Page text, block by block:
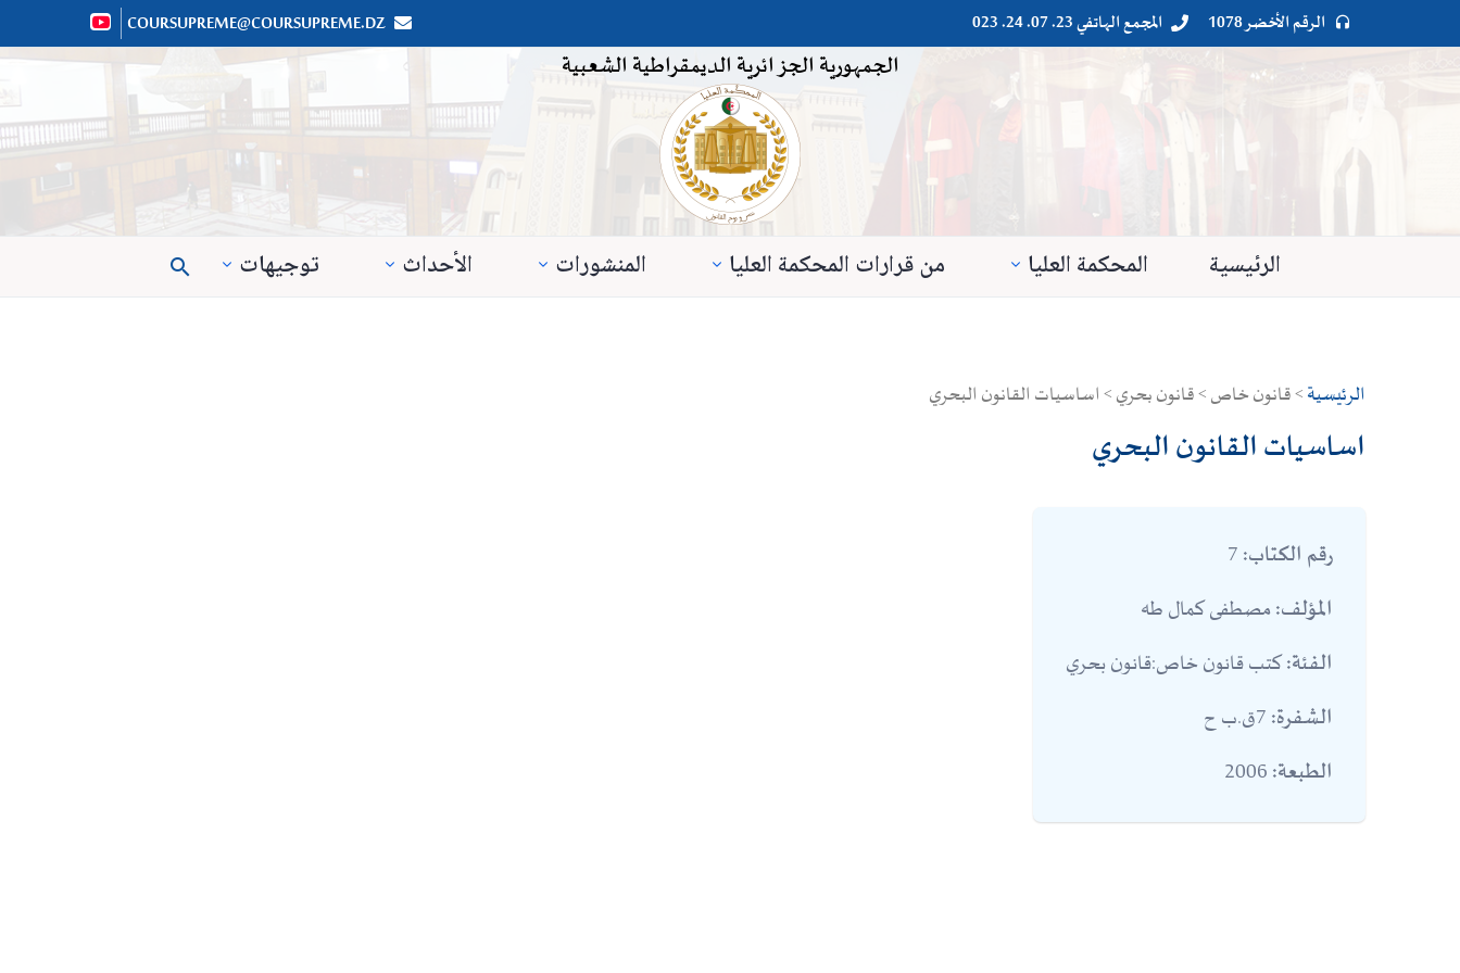

 الرقم الأخضر 1078 
 المجمع الهاتفي 23. 07. 24. 023 

COURSUPREME@COURSUPREME.DZ
الجمهورية الجزائرية الديمقراطية الشعبية
الرئيسية المحكمة العليا من قرارات المحكمة العليا المنشورات الأحداث توجيهات 
الرئيسية> قانون خاص > قانون بحري > اساسيات القانون البحري
اساسيات القانون البحري
رقم الكتاب:
المؤلف:مصطفى كمال طه
الفئة:كتب قانون خاص:قانون بحري
الشفرة:
الطبعة: